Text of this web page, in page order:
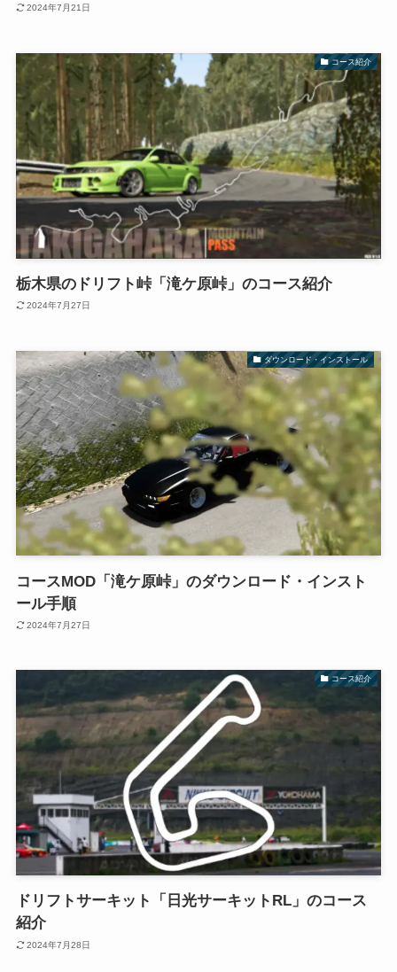
2024年7月21日
コース紹介
栃木県のドリフト峠「滝ケ原峠」のコース紹介
2024年7月27日
ダウンロード・インストール
コースMOD「滝ケ原峠」のダウンロード・インスト
ール手順
2024年7月27日
コース紹介
ドリフトサーキット「日光サーキットRL」のコース
紹介
2024年7月28日